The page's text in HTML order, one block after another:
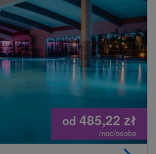
od 485,22 zł
/noc/osoba